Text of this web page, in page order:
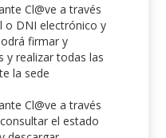
Cl@ve a través
o DNI electrónico y
firmar y
y realizar todas las
la sede
Cl@ve a través
el estado